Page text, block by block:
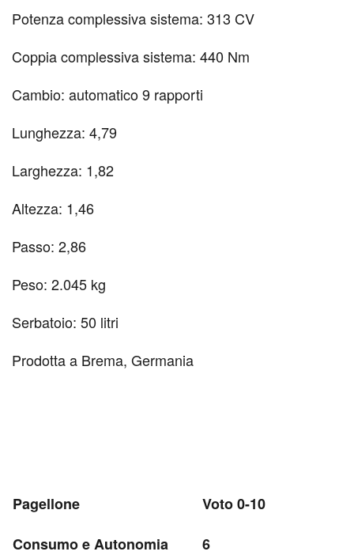
Potenza complessiva sistema: 313 CV
Coppia complessiva sistema: 440 Nm
Cambio: automatico 9 rapporti
Lunghezza: 4,79
Larghezza: 1,82
Altezza: 1,46
Passo: 2,86
Peso: 2.045 kg
Serbatoio: 50 litri
Prodotta a Brema, Germania
Pagellone
Voto 0-10
Consumo e Autonomia
6